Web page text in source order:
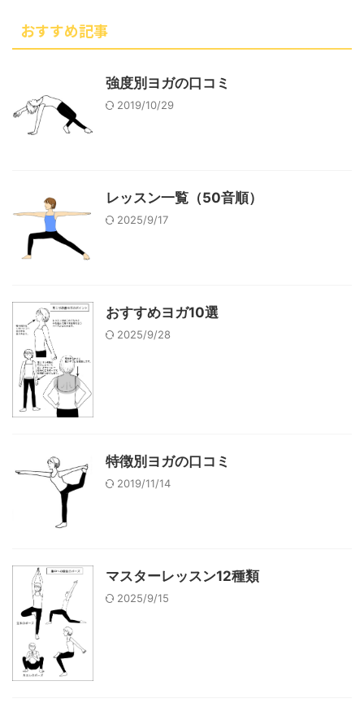
おすすめ記事
強度別ヨガの口コミ
2019/10/29
レッスン一覧（50音順）
2025/9/17
おすすめヨガ10選
2025/9/28
特徴別ヨガの口コミ
2019/11/14
マスターレッスン12種類
2025/9/15